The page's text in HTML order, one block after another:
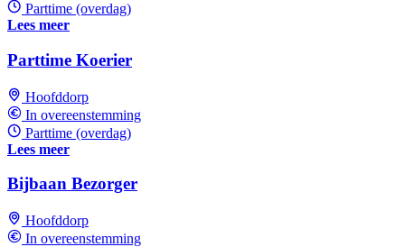
Parttime (overdag)
Lees meer
Parttime Koerier
Hoofddorp
In overeenstemming
Parttime (overdag)
Lees meer
Bijbaan Bezorger
Hoofddorp
In overeenstemming